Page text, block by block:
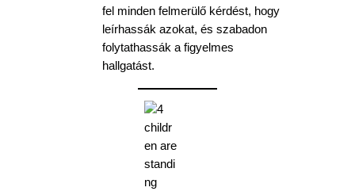
fel minden felmerülő kérdést, hogy
leírhassák azokat, és szabadon
folytathassák a figyelmes
hallgatást.